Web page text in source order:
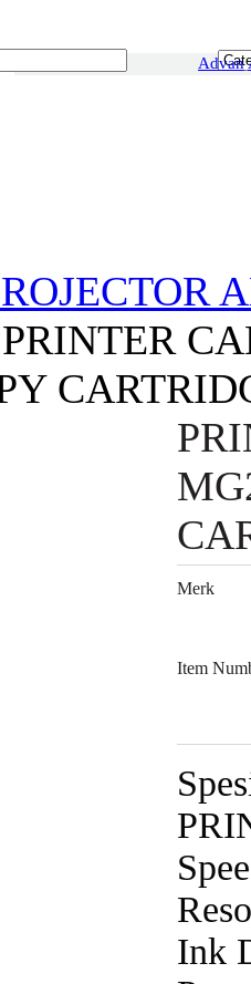
Advan
PRINTER
Merk
Item
Ink